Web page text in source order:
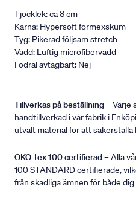
Tjocklek: ca 8 cm
Kärna: Hypersoft formexskum
Tyg: Pikerad följsam stretch
Vadd: Luftig microfibervadd
Fodral avtagbart: Nej
Tillverkas på beställning– Varje
handtillverkad i vår fabrik i
utvalt material för att
ÖKO-tex 100 certifierad– Alla
100 STANDARD certifierade,
från skadliga ämnen för både